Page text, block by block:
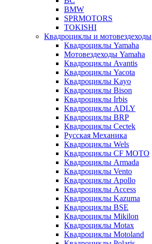
BMW
SPRMOTORS
TOKISHI
Квадроциклы и мотовездеходы
Квадроциклы Yamaha
Мотовездеходы Yamaha
Квадроциклы Avantis
Квадроциклы Yacota
Квадроциклы Kayo
Квадроциклы Bison
Квадроциклы Irbis
Квадроциклы ADLY
Квадроциклы BRP
Квадроциклы Cectek
Русская Механика
Квадроциклы Wels
Квадроциклы CF MOTO
Квадроциклы Armada
Квадроциклы Vento
Квадроциклы Apollo
Квадроциклы Access
Квадроциклы Kazuma
Квадроциклы BSE
Квадроциклы Mikilon
Квадроциклы Motax
Квадроциклы Motoland